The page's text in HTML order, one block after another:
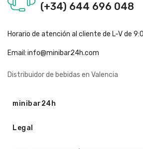
(+34) 644 696 048
Horario de atención al cliente de L-V de
Email:info@minibar24h.com
Distribuidor de bebidas en Valencia
minibar24h
Legal